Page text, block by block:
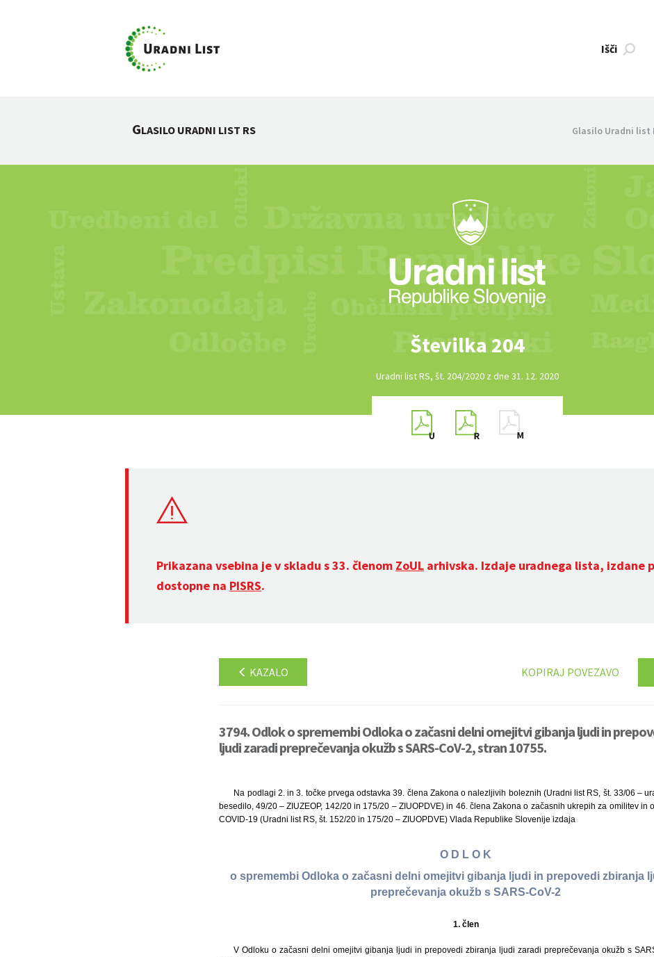
Išči
GLASILO URADNI LIST RS Glasilo Uradni list
Številka 204
Uradni list RS, št. 204/2020 z dne 31. 12. 2020
Prikazana vsebina je v skladu s 33. členom ZoUL arhivska. Izdaje uradnega lista, izdane
dostopne na PISRS.
KAZALO KOPIRAJ POVEZAVO
3794. Odlok o spremembi Odloka o začasni delni omejitvi gibanja ljudi in
ljudi zaradi preprečevanja okužb s SARS-CoV-2, stran 10755.
Na podlagi 2. in 3. točke prvega odstavka 39. člena Zakona o nalezljivih boleznih (Uradni list RS, št. 33/06 –
besedilo, 49/20 – ZIUZEOP, 142/20 in 175/20 – ZIUOPDVE) in 46. člena Zakona o začasnih ukrepih za omilitev in
COVID-19 (Uradni list RS, št. 152/20 in 175/20 – ZIUOPDVE) Vlada Republike Slovenije izdaja
O D L O K
o spremembi Odloka o začasni delni omejitvi gibanja ljudi in prepovedi zbiranja
preprečevanja okužb s SARS-CoV-2
1. člen
V Odloku o začasni delni omejitvi gibanja ljudi in prepovedi zbiranja ljudi zaradi preprečevanja okužb s